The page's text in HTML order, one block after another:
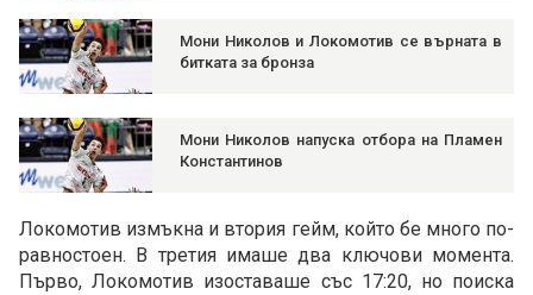
Мони Николов и Локомотив се върната в
битката за бронза
Мони Николов напуска отбора на Пламен
Константинов
Локомотив измъкна и втория гейм, който бе много по-
равностоен. В третия имаше два ключови момента.
Първо, Локомотив изоставаше със 17:20, но поиска